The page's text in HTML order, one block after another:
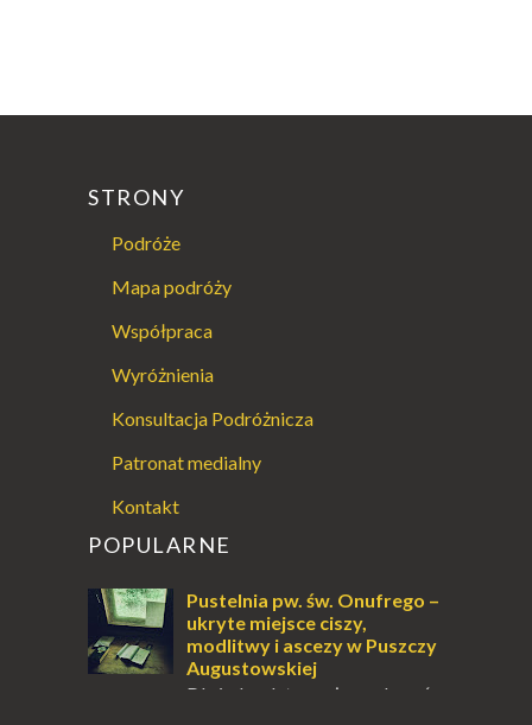
STRONY
Podróże
Mapa podróży
Współpraca
Wyróżnienia
Konsultacja Podróżnicza
Patronat medialny
Kontakt
POPULARNE
Pustelnia pw. św. Onufrego –
ukryte miejsce ciszy,
modlitwy i ascezy w Puszczy
Augustowskiej
Dla jednych to może wydawać